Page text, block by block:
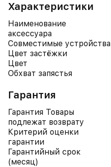
Характеристики
Наименование
аксессуара
Совместимые устройства
Цвет застёжки
Цвет
Обхват запястья
Гарантия
Гарантия Товары
подлежат возврату
Критерий оценки
гарантии
Гарантийный срок
(месяц)